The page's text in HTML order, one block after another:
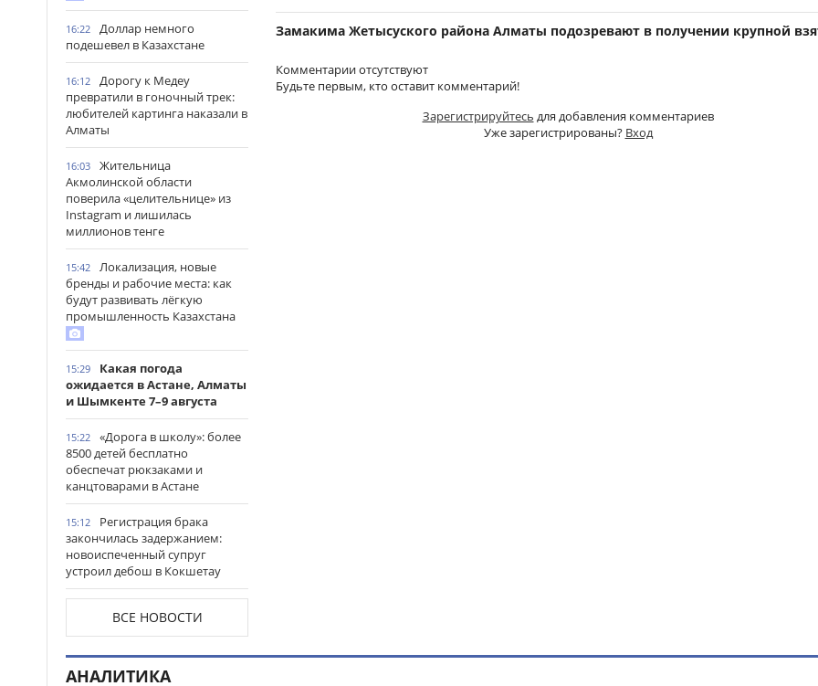
16:22
Доллар немного
подешевел в Казахстане
16:12
Дорогу к Медеу
превратили в гоночный трек:
любителей картинга наказали в
Алматы
16:03
Жительница
Акмолинской области
поверила «целительнице» из
Instagram и лишилась
миллионов тенге
15:42
Локализация, новые
бренды и рабочие места: как
будут развивать лёгкую
промышленность Казахстана
15:29
Какая погода
ожидается в Астане, Алматы
и Шымкенте 7–9 августа
15:22
«Дорога в школу»: более
8500 детей бесплатно
обеспечат рюкзаками и
канцтоварами в Астане
15:12
Регистрация брака
закончилась задержанием:
новоиспеченный супруг
устроил дебош в Кокшетау
Сауран началась реставрация
исторических памятников
14:53
Выезд на встречную
ВСЕ НОВОСТИ
Замакима Жетысуского района Алматы подозревают в получении крупной
Комментарии отсутствуют
Будьте первым, кто оставит комментарий!
Зарегистрируйтесь для добавления комментариев
Уже зарегистрированы? Вход
АНАЛИТИКА